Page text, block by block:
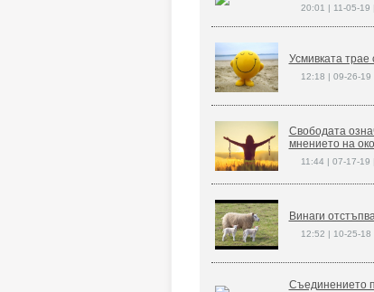
20:01 | 11-05-19 |
Усмивката трае
12:18 | 09-26-19
Свободата
мнението на
11:44 | 07-17-19 |
Винаги
12:52 | 10-25-18
Съединението